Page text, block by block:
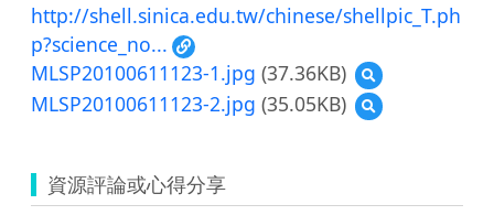
http://shell.sinica.edu.tw/chinese/shellpic_T.ph
p?science_no...
MLSP20100611123-1.jpg (37.36KB)
預
覽
MLSP20100611123-2.jpg (35.05KB)
預
覽
資源評論或心得分享